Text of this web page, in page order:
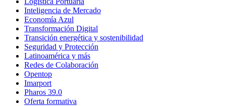
Inteligencia de Mercado
Economía Azul
Transformación Digital
Transición energética y sostenibilidad
Seguridad y Protección
Latinoamérica y más
Redes de Colaboración
Opentop
Imarport
Pharos 39.0
Oferta formativa